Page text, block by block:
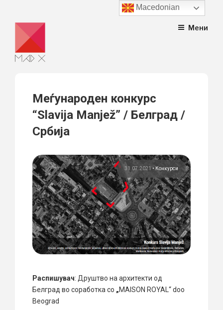
content
Мени
Меѓународен конкурс
“Slavija Manjež” / Белград /
Србија
31.07.2021 • Конкурси
Распишувач: Друштво на архитекти од
Белград во соработка со „MAISON ROYAL“ doo
Beograd
Macedonian